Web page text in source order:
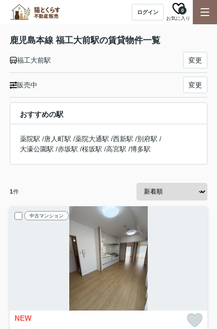
ログイン
お気に入り
0
鹿児島本線 福工大前駅の賃貸物件一覧
福工大前駅 変更
販売中 変更
おすすめの駅
薬院駅 /唐人町駅 /薬院大通駅 /西新駅 /別府駅 /
大濠公園駅 /赤坂駅 /桜坂駅 /高宮駅 /博多駅
1件
中古マンション
NEW